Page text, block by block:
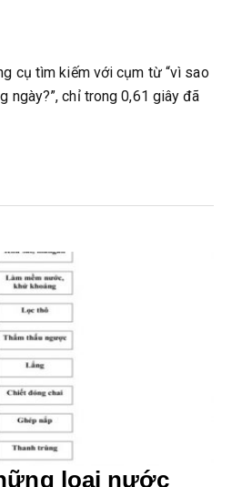
cụ tìm kiếm với cụm từ “vì sao
ngày?”, chỉ trong 0,61 giây đã
loại nước